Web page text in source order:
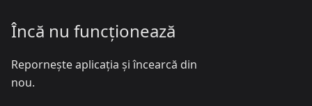
Încă nu funcționează
Repornește aplicația și încearcă din
nou.